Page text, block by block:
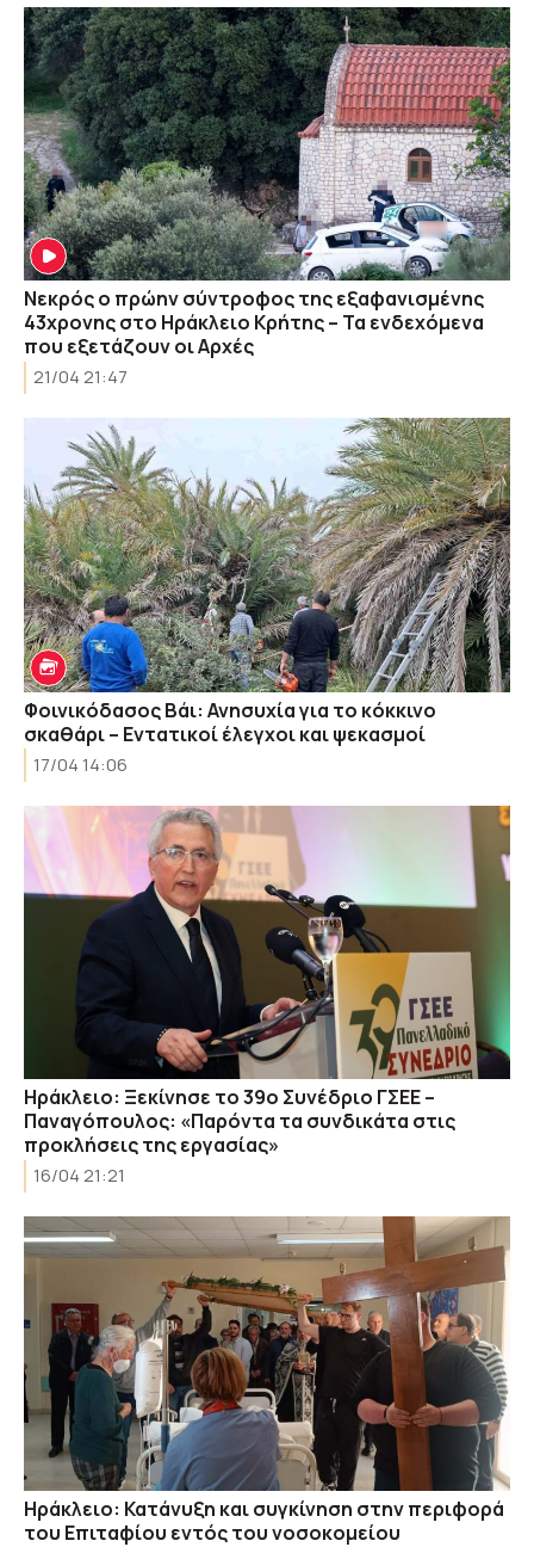
Νεκρός ο πρώην σύντροφος της εξαφανισμένης
43χρονης στο Ηράκλειο Κρήτης – Τα ενδεχόμενα
που εξετάζουν οι Αρχές
21/04 21:47
Φοινικόδασος Βάι: Ανησυχία για το κόκκινο
σκαθάρι – Εντατικοί έλεγχοι και ψεκασμοί
17/04 14:06
Ηράκλειο: Ξεκίνησε το 39ο Συνέδριο ΓΣΕΕ –
Παναγόπουλος: «Παρόντα τα συνδικάτα στις
προκλήσεις της εργασίας»
16/04 21:21
Ηράκλειο: Κατάνυξη και συγκίνηση στην περιφορά
του Επιταφίου εντός του νοσοκομείου